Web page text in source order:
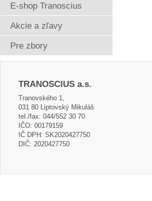
E-shop Tranoscius
Akcie a zľavy
Pre zbory
TRANOSCIUS a.s.
Tranovského 1,
031 80 Liptovský Mikuláš
tel./fax: 044/552 30 70
IČO: 00179159
IČ DPH: SK2020427750
DIČ: 2020427750